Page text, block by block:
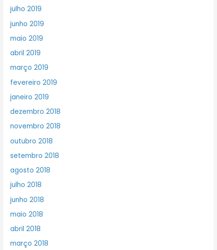
julho 2019
junho 2019
maio 2019
abril 2019
março 2019
fevereiro 2019
janeiro 2019
dezembro 2018
novembro 2018
outubro 2018
setembro 2018
agosto 2018
julho 2018
junho 2018
maio 2018
abril 2018
março 2018